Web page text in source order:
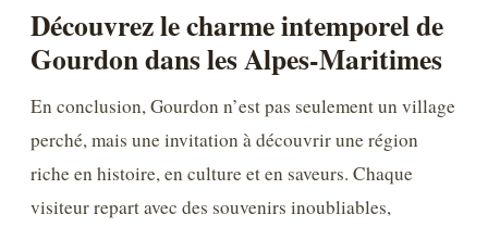
Découvrez le charme intemporel de
Gourdon dans les Alpes-Maritimes
En conclusion, Gourdon n’est pas seulement un village
perché, mais une invitation à découvrir une région
riche en histoire, en culture et en saveurs. Chaque
visiteur repart avec des souvenirs inoubliables,